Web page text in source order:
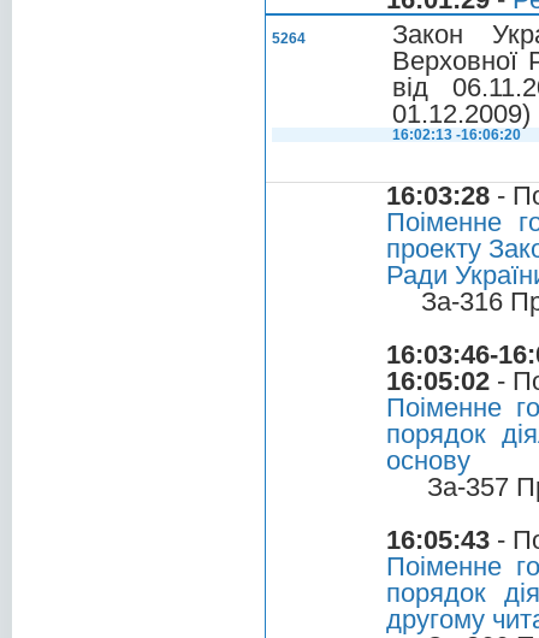
5264
Закон
Верховної
вiд
01.12.2009)
16:02:13 -16:06:20
16:03:28 -
Поіменне
проекту
Ради
За-316
16:03:46-
16:05:02 -
Поіменне
порядок
основу
За-357
16:05:43 -
Поіменне
порядок
другому